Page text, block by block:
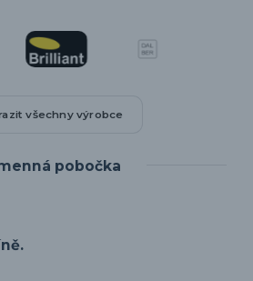
všechny výrobce
pobočka